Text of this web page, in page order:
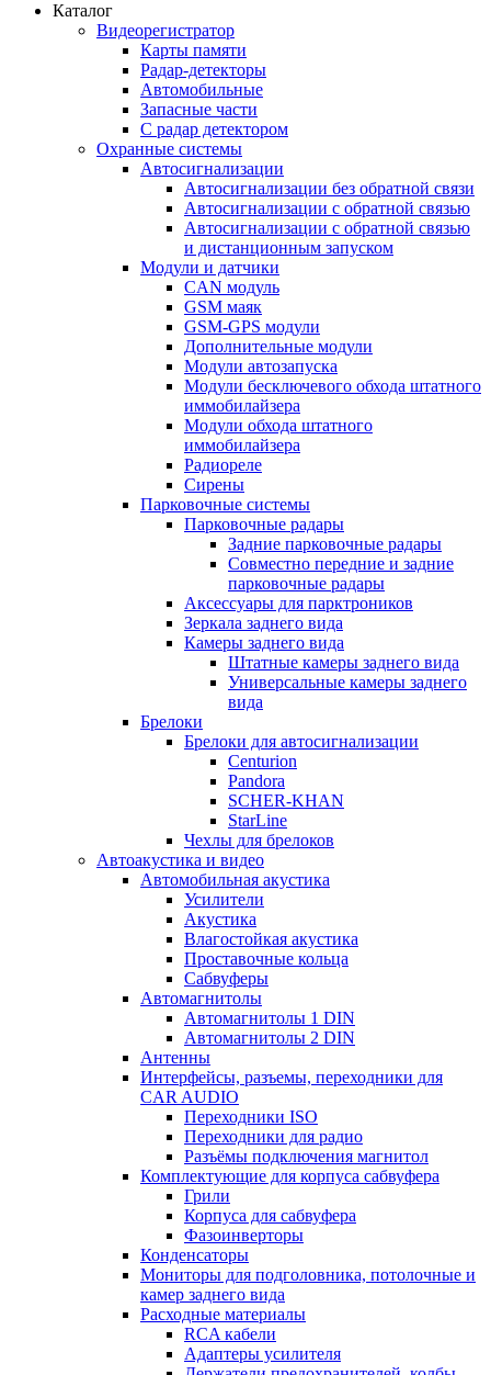
Каталог
Видеорегистратор
Карты памяти
Радар-детекторы
Автомобильные
Запасные части
С радар детектором
Охранные системы
Автосигнализации
Автосигнализации без обратной связи
Автосигнализации с обратной связью
Автосигнализации с обратной связью
и дистанционным запуском
Модули и датчики
CAN модуль
GSM маяк
GSM-GPS модули
Дополнительные модули
Модули автозапуска
Модули бесключевого обхода штатного
иммобилайзера
Модули обхода штатного
иммобилайзера
Радиореле
Сирены
Парковочные системы
Парковочные радары
Задние парковочные радары
Совместно передние и задние
парковочные радары
Аксессуары для парктроников
Зеркала заднего вида
Камеры заднего вида
Штатные камеры заднего вида
Универсальные камеры заднего
вида
Брелоки
Брелоки для автосигнализации
Centurion
Pandora
SCHER-KHAN
StarLine
Чехлы для брелоков
Автоакустика и видео
Автомобильная акустика
Усилители
Акустика
Влагостойкая акустика
Проставочные кольца
Сабвуферы
Автомагнитолы
Автомагнитолы 1 DIN
Автомагнитолы 2 DIN
Антенны
Интерфейсы, разъемы, переходники для
CAR AUDIO
Переходники ISO
Переходники для радио
Разъёмы подключения магнитол
Комплектующие для корпуса сабвуфера
Грили
Корпуса для сабвуфера
Фазоинверторы
Конденсаторы
Мониторы для подголовника, потолочные и
камер заднего вида
Расходные материалы
RCA кабели
Адаптеры усилителя